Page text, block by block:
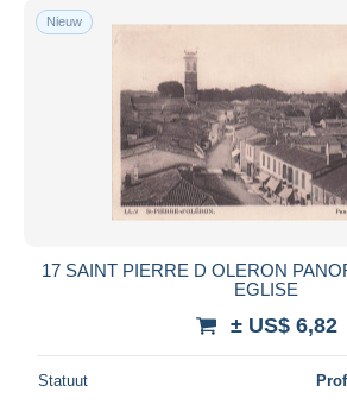
Nieuw
17 SAINT PIERRE D OLERON
EGLISE
± US$ 6,82
Statuut